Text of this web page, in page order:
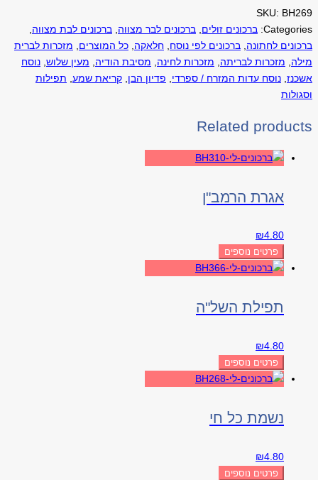
SKU: BH269
Categories: ברכונים זולים ברכונים לבר מצווה ברכונים לבת מצווה
ברכונים לחתונה ברכונים לפי נוסח חלאקה כל המוצרים
מזכרות לברית
מילה
מזכרות לבריתה מזכרות לחינה מסיבת הודיה מעין שלוש נוסח
אשכנז נוסח עדות המזרח / ספרדי פדיון הבן קריאת שמע תפילות
וסגולות
Related products
אגרת הרמב"ן
₪4.80
פרטים נוספים
תפילת השל"ה
₪4.80
פרטים נוספים
נשמת כל חי
₪4.80
פרטים נוספים